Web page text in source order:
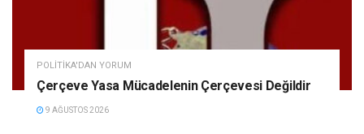
POLITIKA'DAN YORUM
Çerçeve Yasa Mücadelenin Çerçevesi Değildir
9 AĞUSTOS 2026